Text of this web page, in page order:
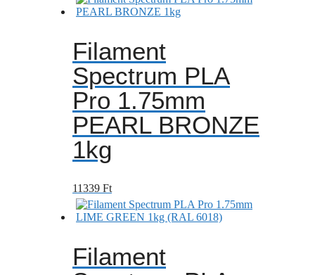
Filament
Spectrum PLA
Pro 1.75mm
PEARL BRONZE
1kg
11339 Ft
Filament